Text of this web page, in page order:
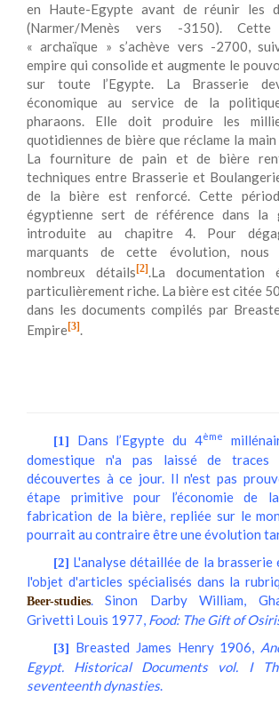
en Haute-Egypte avant de réunir les
(Narmer/Menès vers -3150).
« archaïque » s’achève vers -2700,
empire qui consolide et augmente le
sur toute l’Egypte. La Brasserie
économique au service de la
pharaons. Elle doit produire les
quotidiennes de bière que réclame la
La fourniture de pain et de bière
techniques entre Brasserie et
de la bière est renforcé. Cette
égyptienne sert de référence dans la
introduite au chapitre 4. Pour
marquants de cette évolution, nous
nombreux détails [2].La documentation
particulièrement riche. La bière est citée
dans les documents compilés par
Empire[3].
[1] Dans l’Egypte du 4ème
domestique n'a pas laissé de traces
découvertes à ce jour. Il n'est pas
étape primitive pour l’économie de
fabrication de la bière, repliée sur le
pourrait au contraire être une évolution
[2] L'analyse détaillée de la
l'objet d'articles spécialisés dans la
Beer-studies. Sinon Darby William,
Grivetti Louis 1977, Food: The Gift of
[3] Breasted James Henry 1906,
Egypt. Historical Documents vol. I
seventeenth dynasties.